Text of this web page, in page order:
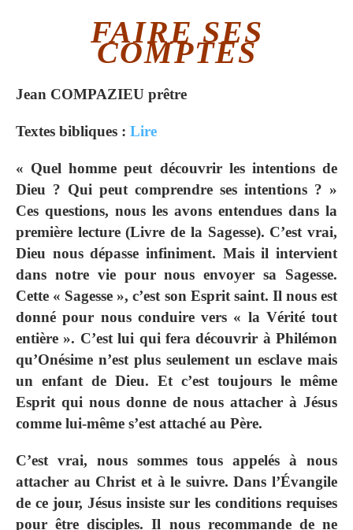
FAIRE SES
COMPTES
Jean COMPAZIEU prêtre
Textes bibliques : Lire
« Quel homme peut découvrir les intentions de
Dieu ? Qui peut comprendre ses intentions ? »
Ces questions, nous les avons entendues dans la
première lecture (Livre de la Sagesse). C’est vrai,
Dieu nous dépasse infiniment. Mais il intervient
dans notre vie pour nous envoyer sa Sagesse.
Cette « Sagesse », c’est son Esprit saint. Il nous est
donné pour nous conduire vers « la Vérité tout
entière ». C’est lui qui fera découvrir à Philémon
qu’Onésime n’est plus seulement un esclave mais
un enfant de Dieu. Et c’est toujours le même
Esprit qui nous donne de nous attacher à Jésus
comme lui-même s’est attaché au Père.
C’est vrai, nous sommes tous appelés à nous
attacher au Christ et à le suivre. Dans l’Évangile
de ce jour, Jésus insiste sur les conditions requises
pour être disciples. Il nous recommande de ne